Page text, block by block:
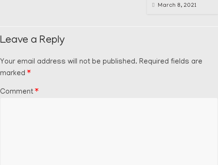
March 8, 2021
Leave a Reply
Your email address will not be published. Required fields are
marked *
Comment *